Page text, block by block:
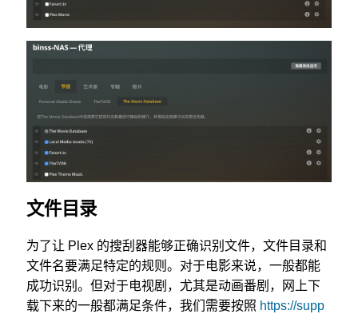
文件目录
为了让 Plex 的搜刮器能够正确识别文件，文件目录和
文件名要满足特定的规则。对于电影来说，一般都能
成功识别。但对于电视剧，尤其是动画番剧，网上下
载下来的一般都满足条件，我们需要按照 https://supp